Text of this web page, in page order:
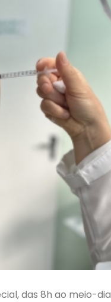
das 8h ao meio-dia